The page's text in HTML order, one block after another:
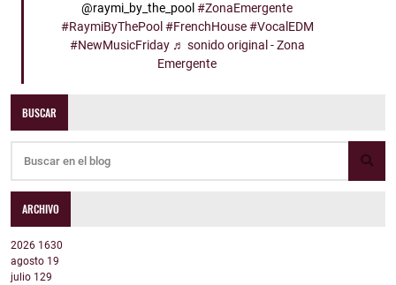
@raymi_by_the_pool#ZonaEmergente
#RaymiByThePool #FrenchHouse #VocalEDM
#NewMusicFriday ♬ sonido original - Zona
Emergente
BUSCAR
ARCHIVO
2026 1630
agosto 19
julio 129